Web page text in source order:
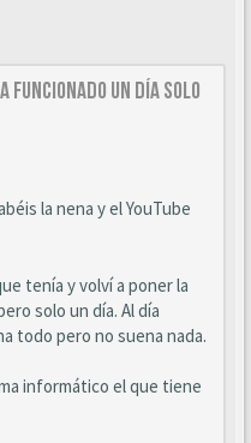
funcionado un día solo
la nena y el YouTube
tenía y volví a poner la
solo un día. Al día
todo pero no suena nada.
informático el que tiene